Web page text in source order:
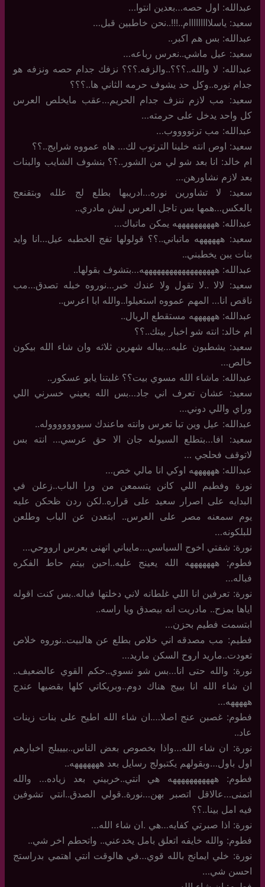
عبدالله: اول حصه…بعدين انتوا…
سعيد: ياسلااااااااام..!!!..نحن خاطبين قبل…
عبدالله: بس هم اكبر..
سعيد: عيل ماشي..نعرس رباعه…
عبدالله: لا والله..؟؟؟..والزفه.؟؟؟ نزفك جدام حصه ونزفه هو
جدام نوره..وكل حد يشوف حرمه الثاني ها..؟؟؟
سعيد: مب لازم ننزف جدام الحريم…عقب مايخلص العرس
كل واحد يدخل على حرمته…
عبدالله: مب ترتووووب…
سعيد: اوص انته خلينا الترتوب لك… هاه عمووه شرايج..؟؟
ام خالد: انا بعد شو لي من الشور..؟؟ بنشوف الشايب والبنات
بعد لازم نشاورهن…
سعيد: لا تشاورين نوره…ادريبها بطلع لج علله وبتقنعج
بالعكس…همها بس تاجل العرس ليش مادري..
عبدالله: ههههههههههه يمكن ماتباك…
سعيد: ههههههه ماتباني..؟؟ قولولها تفج الخطبه عيل…انا وايد
بنات يبن يخطبني..
عبدالله: ههههههههههههههههههه…بتشوف بقولها..
سعيد: لالا ..لا تقول ولا عندك خبر…نوروه خبله تصدق…مب
ناقص انا… المهم عمووه استعيلوا..والله ابا اعرس..
عبدالله: ههههههه مستقطع الريال..
ام خالد: انته شو اخبار بيتك..؟؟
سعيد: يشطبون عليه…يباله شهرين ثلاثه وان شاء الله بيكون
خالص…
عبدالله: ماشاء الله مسوي بيت؟؟ غلبتنا يابو عسكور..
سعيد: عشان تعرف اني جاد…بس الله يعيني خسرني اللي
وراي واللي دوني…
عبدالله: عيل وين تبا تعرس وانته ماعندك سيوووووووله..
سعيد: افا…بتطلع السيوله جان الا حق عرسي… انته بس
لاتوقف فحلجي …
عبدالله: ههههههه اوكي انا مالي خص…
نورة وفطيم اللي كانن يتسمعن من ورا الباب..زعلن في
البدايه على اصرار سعيد على قراره..لكن ردن ظحكن عليه
يوم سمعنه مصر على العرس.. ابتعدن عن الباب وطلعن
للبلكونه…
نورة: شفتي اخوج السياسي…مايباني اتهنى بعرس ارووحي…
فطوم: هههههههه الله يعينج عليه..احين بيتم حاط الفكره
فباله…
نورة: تعرفين انا اللي غلطانه لاني دخلتها فباله..بس كنت اقوله
اياها بمزح.. مادريت انه بيصدق ويا راسه..
ابتسمت فطيم بحزن…
فطيم: مب مصدقه اني خلاص بطلع عن هالبيت..نوروه خلاص
تعودت..ماريد اروح السكن ماريد…
نورة: والله حتى انا…بس شو نسوي..حكم القوي عالضعيف..
ان شاء الله انا بييج هناك دوم..وبريكاتي كلها بقضيها عندج
هههههه…
فطوم: غصبن عنج اصلا….ان شاء الله اطيح على بنات زينات
عاد..
نورة: ان شاء الله…واذا بخصوص بعض الناس..بييبلج اخبارهم
اول باول…وبقولهم يكتبولج رسايل بعد هههههههه..
فطوم: هههههههههههه هي انتي..خربيني بعد زياده… والله
اتمنى…عالاقل اتصبر بهن…نورة..قولي الصدق..انتي تشوفين
فيه امل بينا..؟؟
نورة: اذا صبرتي كفايه…هي .ان شاء الله…
فطوم: والله خايفه اتعلق بامل يخدعني.. واتحطم اخر شي..
نورة: خلي ايمانج بالله قوي…في هالوقت انتي اهتمي بدراستج
احسن شي…